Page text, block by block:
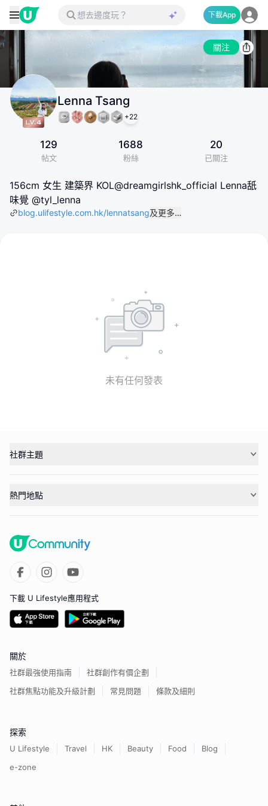
下載App
關注
Lenna Tsang
+22
129
帖文
1688
粉絲
20
已關注
156cm 女生 建築界 KOL@dreamgirlshk_official Lenna舐
味覺 @tyl_lenna
blog.ulifestyle.com.hk/lennatsang及更多…
未有任何發表
社群主題
熱門地點
下載 U Lifestyle應用程式
關於
社群最強使用指南
社群創作有價企劃
社群焦點功能及升級計劃
常見問題 條款及細則
探索
U Lifestyle Travel HK Beauty Food
Blog
e-zone